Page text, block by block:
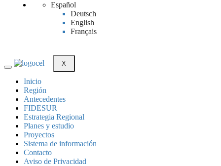
Español
Deutsch
English
Français
X
Inicio
Región
Antecedentes
FIDESUR
Estrategia Regional
Planes y estudio
Proyectos
Sistema de información
Contacto
Aviso de Privacidad